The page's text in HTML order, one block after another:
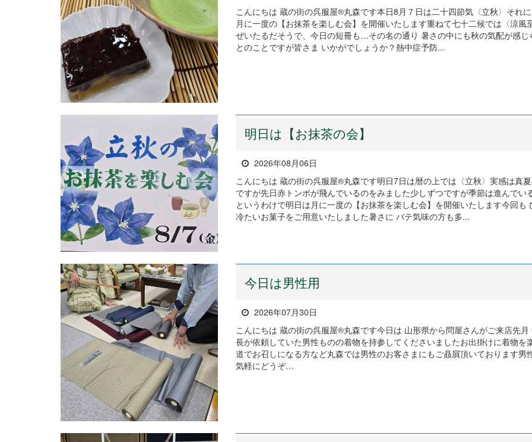
こんにちは 蔵の街の呉服屋®丸森です本日8月７日は二十四節気〈立秋〉それ
月に一度の【お抹茶を楽しむ会】を開催いたします重ねて七十二候では〈涼風
ぜいたるだそうで、今日の短冊も…その名の通り 暑さの中にも秋の気配が感じ
とのことですが皆さま いかがでしょうか？熱中症予防...
明日は【お抹茶の会】
2026年08月06日
こんにちは 蔵の街の呉服屋®丸森です明日7日は暦の上では〈立秋〉実感は真
ですが先日赤トンボが飛んでいるのをみました少しずつですが季節は進んでい
というわけで明日は月に一度の【お抹茶を楽しむ会】を開催いたします今回も
冷たいお菓子をご用意いたしました暑さに バテ気味の方も多...
今日は男性用
2026年07月30日
こんにちは 蔵の街の呉服屋®丸森です今日は 山形県から問屋さんがご来店先月
長が依頼していた男性ものの着物を持参してくださいましたお出掛けに着物を
道でお召しになる方など丸森では男性のお客さまにもご贔屓頂いております男
気軽にどうぞ…